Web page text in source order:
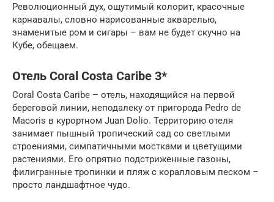
Революционный дух, ощутимый колорит, красочные
карнавалы, словно нарисованные акварелью,
знаменитые ром и сигары – вам не будет скучно на
Кубе, обещаем.
Отель Coral Costa Caribe 3*
Coral Costa Caribe – отель, находящийся на первой
береговой линии, неподалеку от пригорода Pedro de
Macoris в курортном Juan Dolio. Территорию отеля
занимает пышный тропический сад со светлыми
строениями, симпатичными мостками и цветущими
растениями. Его опрятно подстриженные газоны,
филигранные тропинки и пляж с коралловым песком –
просто ландшафтное чудо.